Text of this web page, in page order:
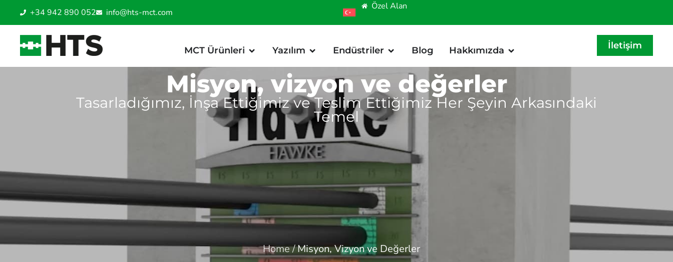
+34 942 890 052 info@hts-mct.com
Özel Alan
MCT Ürünleri Yazılım Endüstriler Blog Hakkımızda İletişim
Misyon, vizyon ve değerler
Tasarladığımız, İnşa Ettiğimiz ve Teslim Ettiğimiz Her Şeyin Arkasındaki
Temel
Home/Misyon, Vizyon ve Değerler